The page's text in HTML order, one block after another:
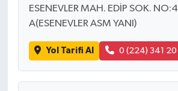
ESENEVLER MAH. EDİP SOK.
A(ESENEVLER ASM YANI)
Yol Tarifi Al 0 (224) 341